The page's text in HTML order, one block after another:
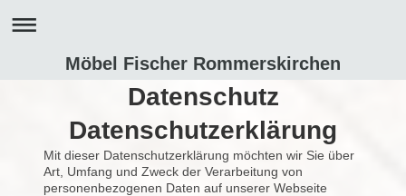
Möbel Fischer Rommerskirchen
Datenschutz
Datenschutzerklärung
Mit dieser Datenschutzerklärung möchten wir Sie über
Art, Umfang und Zweck der Verarbeitung von
personenbezogenen Daten auf unserer Webseite